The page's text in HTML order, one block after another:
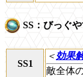
SS：びっぐ
SS1
＜効果
敵全体